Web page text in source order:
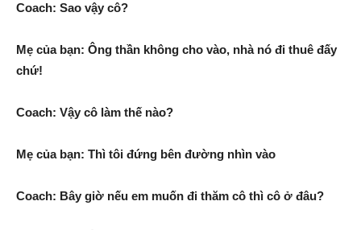
Coach: Sao vậy cô?
Mẹ của bạn: Ông thần không cho vào, nhà nó đi thuê đấy
chứ!
Coach: Vậy cô làm thế nào?
Mẹ của bạn: Thì tôi đứng bên đường nhìn vào
Coach: Bây giờ nếu em muốn đi thăm cô thì cô ở đâu?